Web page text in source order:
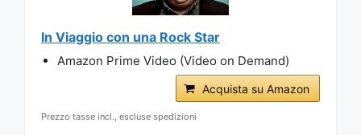
In Viaggio con una Rock Star
Amazon Prime Video (Video on Demand)
Acquista su Amazon
Prezzo tasse incl., escluse spedizioni